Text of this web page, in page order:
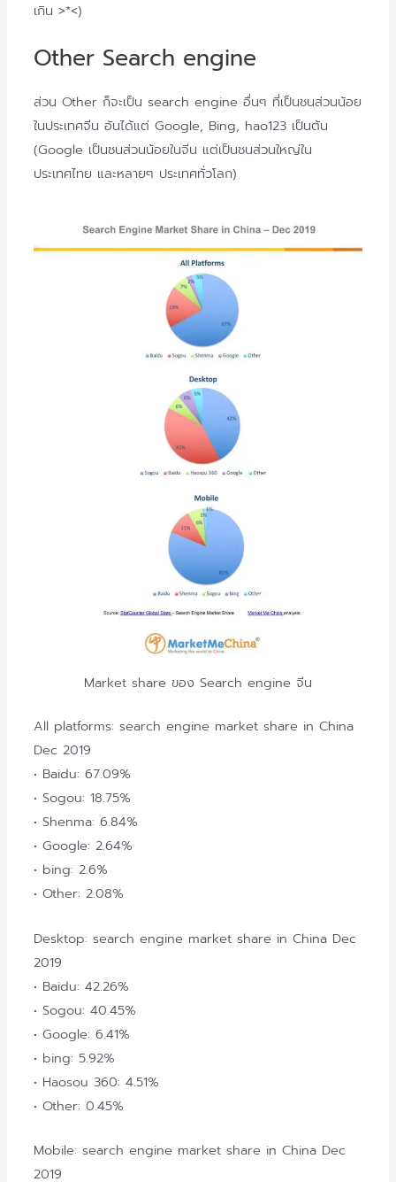
เกิน >*<)
Other Search engine
ส่วน Other ก็จะเป็น search engine อื่นๆ ที่เป็นชนส่วนน้อย
ในประเทศจีน อันได้แต่ Google, Bing, hao123 เป็นต้น
(Google เป็นชนส่วนน้อยในจีน แต่เป็นชนส่วนใหญ่ใน
ประเทศไทย และหลายๆ ประเทศทั่วโลก)
Market share ของ Search engine จีน
All platforms: search engine market share in China
Dec 2019
• Baidu: 67.09%
• Sogou: 18.75%
• Shenma: 6.84%
• Google: 2.64%
• bing: 2.6%
• Other: 2.08%
Desktop: search engine market share in China Dec
2019
• Baidu: 42.26%
• Sogou: 40.45%
• Google: 6.41%
• bing: 5.92%
• Haosou 360: 4.51%
• Other: 0.45%
Mobile: search engine market share in China Dec
2019